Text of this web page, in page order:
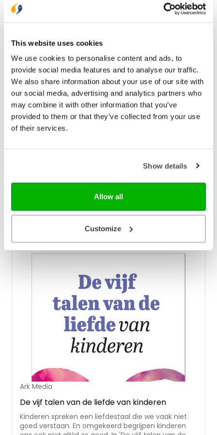
This website uses cookies
We use cookies to personalise content and ads, to
provide social media features and to analyse our traffic.
We also share information about your use of our site with
our social media, advertising and analytics partners who
may combine it with other information that you’ve
provided to them or that they’ve collected from your use
of their services.
Show details
Allow all
Customize
Taal
Uitvoeringen
Paperback
€ 25,99
E-book
€ 18,99
Bezorging binnen 1–2 werkdagen
Gratis verzending vanaf € 20,-
Bekijk ook eens
Ark Media
De vijf talen van de liefde van kinderen
Kinderen spreken een liefdestaal die we vaak niet
goed verstaan. En omgekeerd begrijpen kinderen